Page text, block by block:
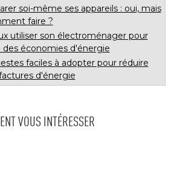
soi-même ses appareils : oui, mais
faire ?
utiliser son électroménager pour
des économies d'énergie
faciles à adopter pour réduire
d'énergie
VOUS INTÉRESSER